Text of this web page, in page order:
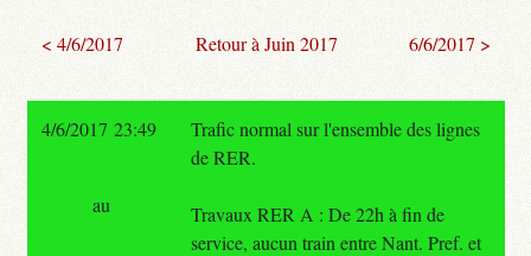
< 4/6/2017 Retour à Juin 2017 6/6/2017 >
4/6/2017 23:49
Trafic normal sur l'ensemble des lignes
de RER.
Travaux RER A : De 22h à fin de
service, aucun train entre Nant. Pref. et
au